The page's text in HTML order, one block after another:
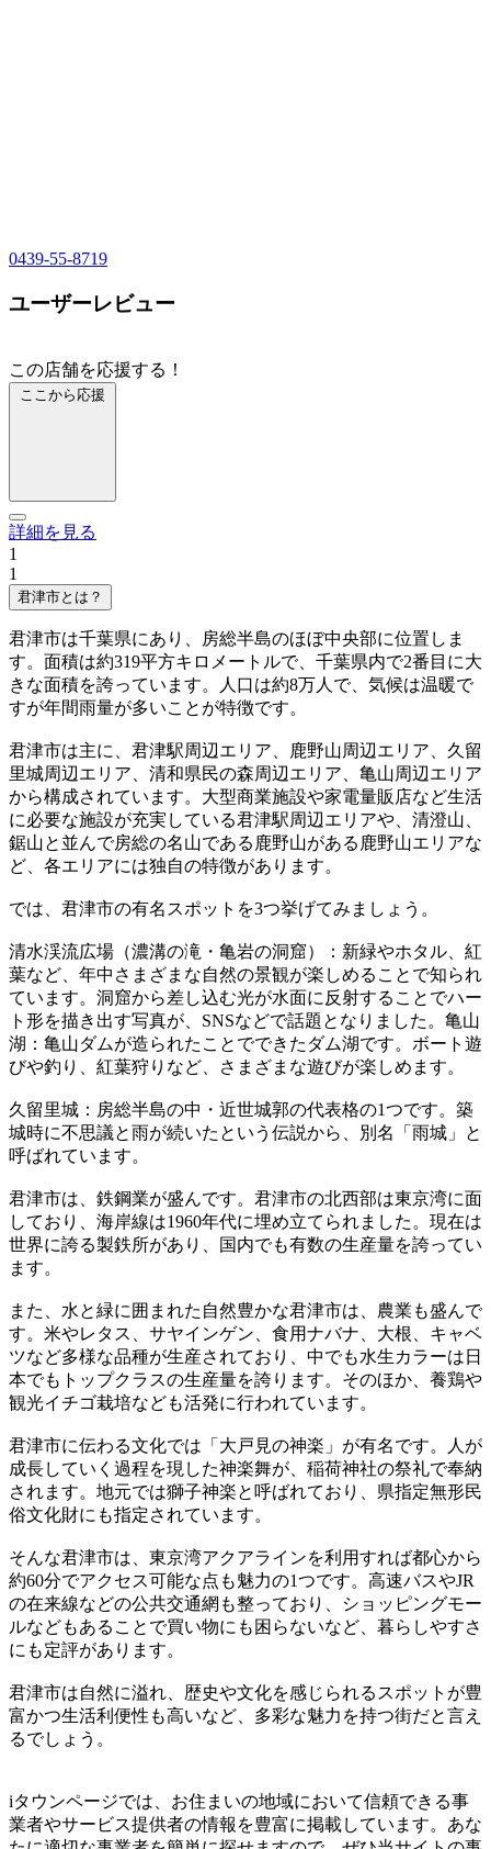
0439-55-8719
ユーザーレビュー
この店舗を応援する！
ここから応援
詳細を見る
1
1
君津市とは？
君津市は千葉県にあり、房総半島のほぼ中央部に位置しま
す。面積は約319平方キロメートルで、千葉県内で2番目に大
きな面積を誇っています。人口は約8万人で、気候は温暖で
すが年間雨量が多いことが特徴です。
君津市は主に、君津駅周辺エリア、鹿野山周辺エリア、久留
里城周辺エリア、清和県民の森周辺エリア、亀山周辺エリア
から構成されています。大型商業施設や家電量販店など生活
に必要な施設が充実している君津駅周辺エリアや、清澄山、
鋸山と並んで房総の名山である鹿野山がある鹿野山エリアな
ど、各エリアには独自の特徴があります。
では、君津市の有名スポットを3つ挙げてみましょう。
清水渓流広場（濃溝の滝・亀岩の洞窟）：新緑やホタル、紅
葉など、年中さまざまな自然の景観が楽しめることで知られ
ています。洞窟から差し込む光が水面に反射することでハー
ト形を描き出す写真が、SNSなどで話題となりました。亀山
湖：亀山ダムが造られたことでできたダム湖です。ボート遊
びや釣り、紅葉狩りなど、さまざまな遊びが楽しめます。
久留里城：房総半島の中・近世城郭の代表格の1つです。築
城時に不思議と雨が続いたという伝説から、別名「雨城」と
呼ばれています。
君津市は、鉄鋼業が盛んです。君津市の北西部は東京湾に面
しており、海岸線は1960年代に埋め立てられました。現在は
世界に誇る製鉄所があり、国内でも有数の生産量を誇ってい
ます。
また、水と緑に囲まれた自然豊かな君津市は、農業も盛んで
す。米やレタス、サヤインゲン、食用ナバナ、大根、キャベ
ツなど多様な品種が生産されており、中でも水生カラーは日
本でもトップクラスの生産量を誇ります。そのほか、養鶏や
観光イチゴ栽培なども活発に行われています。
君津市に伝わる文化では「大戸見の神楽」が有名です。人が
成長していく過程を現した神楽舞が、稲荷神社の祭礼で奉納
されます。地元では獅子神楽と呼ばれており、県指定無形民
俗文化財にも指定されています。
そんな君津市は、東京湾アクアラインを利用すれば都心から
約60分でアクセス可能な点も魅力の1つです。高速バスやJR
の在来線などの公共交通網も整っており、ショッピングモー
ルなどもあることで買い物にも困らないなど、暮らしやすさ
にも定評があります。
君津市は自然に溢れ、歴史や文化を感じられるスポットが豊
富かつ生活利便性も高いなど、多彩な魅力を持つ街だと言え
るでしょう。
iタウンページでは、お住まいの地域において信頼できる事
業者やサービス提供者の情報を豊富に掲載しています。あな